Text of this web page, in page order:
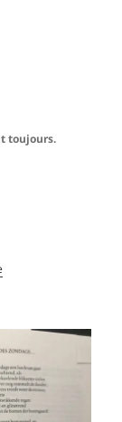
toujours.